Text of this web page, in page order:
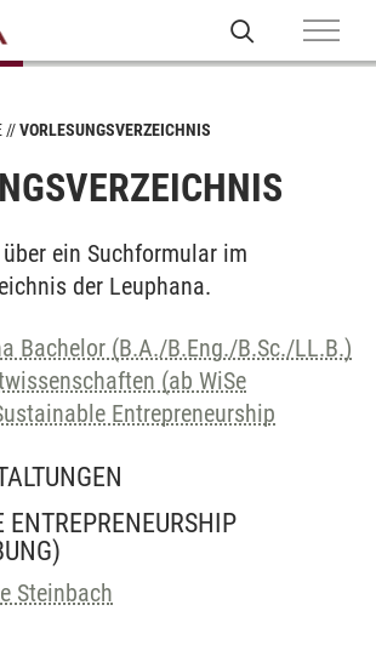
VORLESUNGSVERZEICHNIS
über ein Suchformular im
der Leuphana.
Bachelor (B.A./B.Eng./B.Sc./LL.B.)
(ab WiSe
Entrepreneurship
ENTREPRENEURSHIP
Steinbach